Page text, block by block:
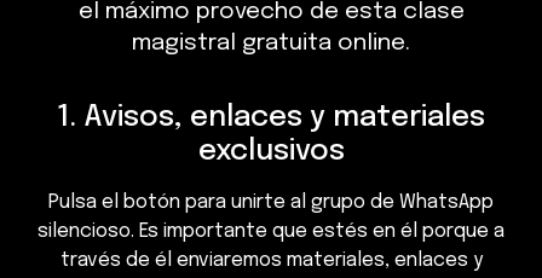
el máximo provecho de esta clase
magistral gratuita online.
1. Avisos, enlaces y materiales
exclusivos
Pulsa el botón para unirte al grupo de WhatsApp
silencioso. Es importante que estés en él porque a
través de él enviaremos materiales, enlaces y